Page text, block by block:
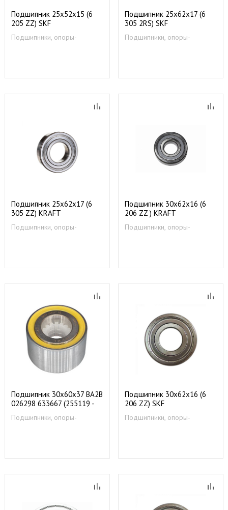
Подшипник 25x52x15 (6
205 ZZ) SKF
Подшипники, опоры-
Подшипник 25х62х17 (6
305 2RS) SKF
Подшипники, опоры-
Подшипник 25х62х17 (6
305 ZZ) KRAFT
Подшипники, опоры-
Подшипник 30x62x16 (6
206 ZZ ) KRAFT
Подшипники, опоры-
Подшипник 30х60х37 BA2B
026298 633667 (255119 -
48ps/box) 255119
49029830
Подшипники, опоры-
Подшипник 30х62х16 (6
206 ZZ) SKF
Подшипники, опоры-